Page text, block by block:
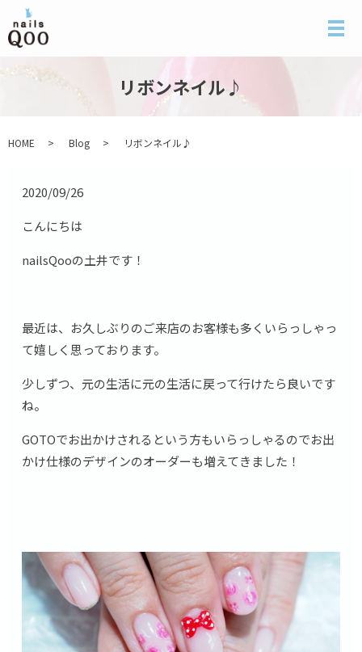
メ
リボンネイル♪
HOME Blog リボンネイル♪
2020/09/26
こんにちは
nailsQooの土井です！
最近は、お久しぶりのご来店のお客様も多くいらっしゃっ
て嬉しく思っております。
少しずつ、元の生活に元の生活に戻って行けたら良いです
ね。
GOTOでお出かけされるという方もいらっしゃるのでお出
かけ仕様のデザインのオーダーも増えてきました！